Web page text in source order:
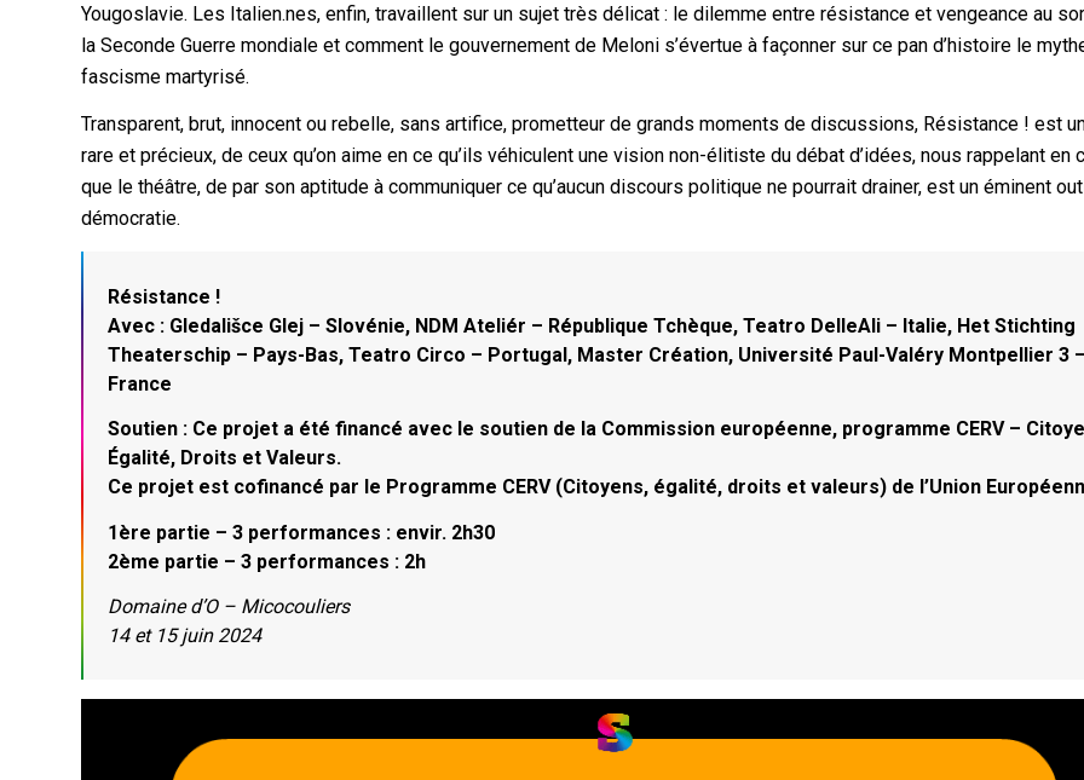
Yougoslavie. Les Italien.nes, enfin, travaillent sur un sujet très délicat : le dilemme entre résistance et vengeance au
la Seconde Guerre mondiale et comment le gouvernement de Meloni s’évertue à façonner sur ce pan d’histoire le
fascisme martyrisé.
Transparent, brut, innocent ou rebelle, sans artifice, prometteur de grands moments de discussions, Résistance ! est
rare et précieux, de ceux qu’on aime en ce qu’ils véhiculent une vision non-élitiste du débat d’idées, nous rappelant en
que le théâtre, de par son aptitude à communiquer ce qu’aucun discours politique ne pourrait drainer, est un éminent
démocratie.
Résistance !
Avec : Gledališce Glej – Slovénie, NDM Ateliér – République Tchèque, Teatro DelleAli – Italie, Het Stichting
Theaterschip – Pays-Bas, Teatro Circo – Portugal, Master Création, Université Paul-Valéry Montpellier 3 –
France
Soutien : Ce projet a été financé avec le soutien de la Commission européenne, programme CERV –
Égalité, Droits et Valeurs.
Ce projet est cofinancé par le Programme CERV (Citoyens, égalité, droits et valeurs) de l’Union
1ère partie – 3 performances : envir. 2h30
2ème partie – 3 performances : 2h
Domaine d’O – Micocouliers
14 et 15 juin 2024